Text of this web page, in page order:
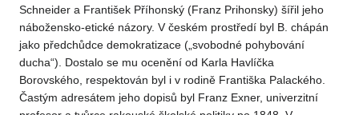
Schneider a František Příhonský (Franz Prihonsky) šířil jeho
nábožensko-etické názory. V českém prostředí byl B. chápán
jako předchůdce demokratizace („svobodné pohybování
ducha“). Dostalo se mu ocenění od Karla Havlíčka
Borovského, respektován byl i v rodině Františka Palackého.
Častým adresátem jeho dopisů byl Franz Exner, univerzitní